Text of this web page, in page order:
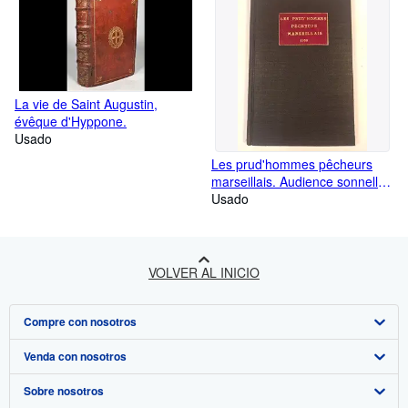
y a 12 ans à l'age de 122.
La vie de Saint Augustin,
évêque d'Hyppone.
Usado
Les prud'hommes pêcheurs
marseillais. Audience sonnelle
de rentrée du 8 octobre 1938.
Usado
VOLVER AL INICIO
Compre con nosotros
Búsqueda avanzada
Colecciones
Venda con nosotros
Comenzar a vender
Sobre nosotros